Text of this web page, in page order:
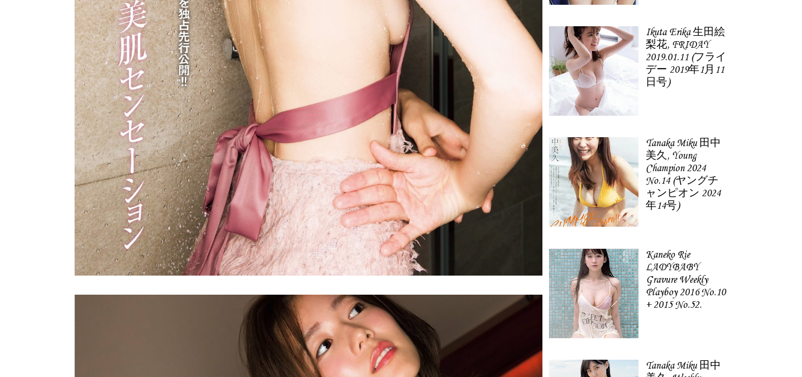
Ikuta Erika 生田絵
梨花, FRIDAY
2019.01.11 (フライ
デー 2019年1月11
日号)
Tanaka Miku 田中
美久, Young
Champion 2024
No.14 (ヤングチ
ャンピオン 2024
年14号)
Kaneko Rie
LADYBABY
Gravure Weekly
Playboy 2016 No.10
+ 2015 No.52.
Tanaka Miku 田中